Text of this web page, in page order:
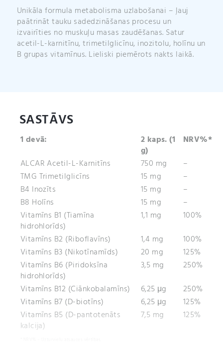
Unikāla formula metabolisma uzlabošanai – ļauj
paātrināt tauku sadedzināšanas procesu un
izvairīties no muskuļu masas zaudēšanas. Satur
acetil-L-karnitīnu, trimetilglicīnu, inozitolu, holīnu un
B grupas vitamīnus. Lieliski piemērots nakts laikā.
SASTĀVS
1 devā:
2 kaps. (1
g)
NRV%*
ALCAR Acetil-L-Karnitīns
750 mg
–
TMG Trimetilglicīns
15 mg
–
B4 Inozīts
15 mg
–
B8 Holīns
15 mg
–
Vitamīns B1 (Tiamīna
hidrohlorīds)
1,1 mg
100%
Vitamīns B2 (Riboflavīns)
1,4 mg
100%
Vitamīns B3 (Nikotīnamīds)
20 mg
125%
Vitamīns B6 (Piridoksīna
hidrohlorīds)
3,5 mg
250%
Vitamīns B12 (Ciānkobalamīns)
6,25 μg
250%
Vitamīns B7 (D-biotīns)
6,25 μg
125%
Vitamīns B5 (D-pantotenāts
kalcija)
7,5 mg 125%